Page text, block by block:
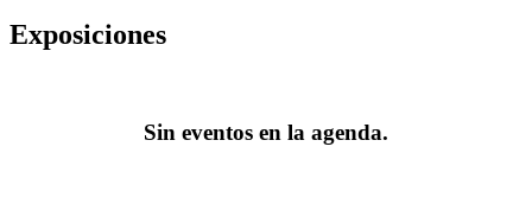
Exposiciones
Sin eventos en la agenda.